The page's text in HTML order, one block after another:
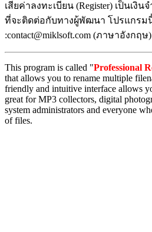
เสียค่าลงทะเบียน (Register) เป็นเงิ
ที่จะติดต่อกับทางผู้พัฒนา โปรแกรม
:contact@miklsoft.com (ภาษาอังกฤษ)
This program is called "Professional
that allows you to rename multiple
friendly and intuitive interface allows
great for MP3 collectors, digital
system administrators and everyone
of files.